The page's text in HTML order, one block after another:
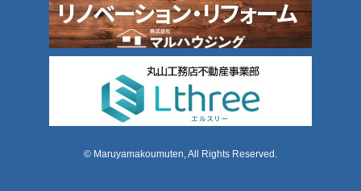
© Maruyamakoumuten, All Rights Reserved.